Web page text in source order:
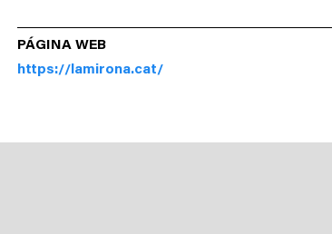
PÁGINA WEB
https://lamirona.cat/